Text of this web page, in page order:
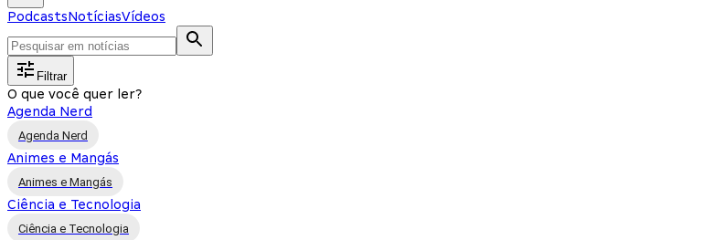
PodcastsNotíciasVídeos
Filtrar
O que você quer ler?
Agenda Nerd
Agenda Nerd
Animes e Mangás
Animes e Mangás
Ciência e Tecnologia
Ciência e Tecnologia